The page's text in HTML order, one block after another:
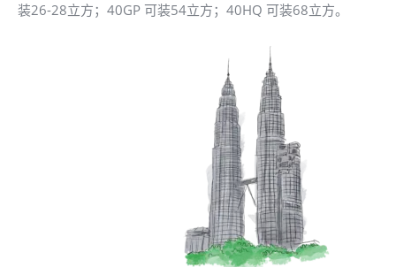
装26-28立方；40GP 可装54立方；40HQ 可装68立方。